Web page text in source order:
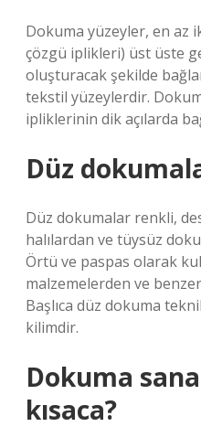
Dokuma yüzeyler, en az
çözgü iplikleri) üst üste
oluşturacak şekilde
tekstil yüzeylerdir.
ipliklerinin dik açılarda
Düz
Düz dokumalar renkli,
halılardan ve tüysüz
Örtü ve paspas olarak
malzemelerden ve
Başlıca düz dokuma
kilimdir.
Dokuma
kısaca?